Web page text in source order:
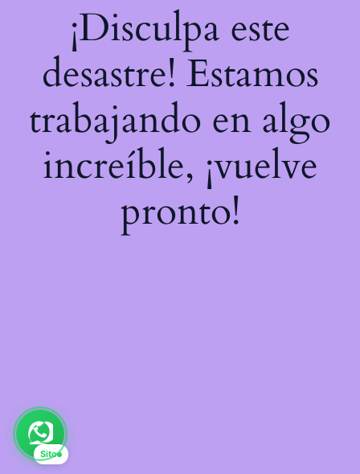
¡Disculpa este
desastre! Estamos
trabajando en algo
increíble, ¡vuelve
pronto!
Sito